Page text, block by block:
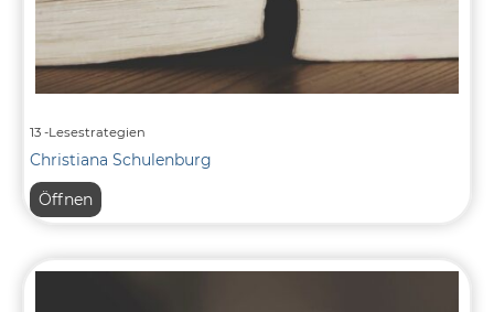
13 -Lesestrategien
Christiana Schulenburg
Öffnen13
-